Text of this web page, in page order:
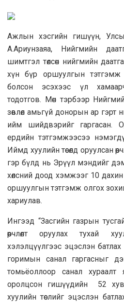
Ажлын хэсгийн гишүүн,
А.Ариунзаяа, Нийгмийн
шимтгэл төлсөн нийгмийн
хүн бүр оршуулгын
болсон эсэхээс үл
тодотгов. Мөн тэрбээр
зөвлөл амьгүй донорын ар гэрт
ийм шийдвэрийг гаргасан.
ердийн тэтгэмжээсээ
Иймд хуулийн төсөлд оруулсан
гэр бүлд нь Эрүүл мэндийг
хөлсний доод хэмжээг 10
оршуулгын тэтгэмж олгох
хариулав.
Ингээд “Засгийн газрын
өөрчлөлт оруулах тухай
хэлэлцүүлгээс эцэслэн
горимын санал гаргасныг
томьёоллоор санал хураалт
оролцсон гишүүдийн 52
хуулийн төслийг эцэслэн